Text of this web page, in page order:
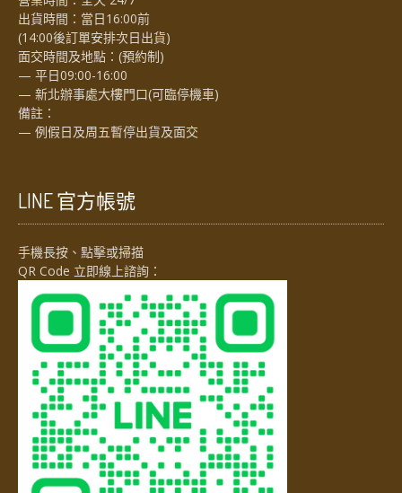
出貨時間：當日16:00前
(14:00後訂單安排次日出貨)
面交時間及地點：(預約制)
— 平日09:00-16:00
— 新北辦事處大樓門口(可臨停機車)
備註：
— 例假日及周五暫停出貨及面交
LINE 官方帳號
手機長按、點擊或掃描
QR Code 立即線上諮詢：